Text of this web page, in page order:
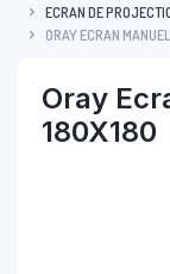
ECRAN DE
ORAY ECRAN
Oray
180X180